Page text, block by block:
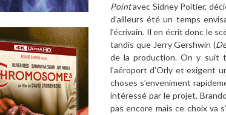
Pointavec Sidney Poitier,
d’ailleurs été un temps
l’écrivain. Il en écrit donc le
tandis que Jerry Gershwin (D
de la production.On y suit
l’aéroport d’Orly et exigent
choses s’enveniment
intéressé par le projet,
pas encore mais ce choix va s